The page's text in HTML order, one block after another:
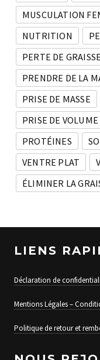
MUSCULATION
NUTRITION
PERTE DE GRAISSE
PRENDRE DE LA
PRISE DE MASSE
PRISE DE VOLUME
PROTÉINES
VENTRE PLAT
ÉLIMINER LA
LIENS
Déclaration de
Mentions Légales –
Politique de retour et